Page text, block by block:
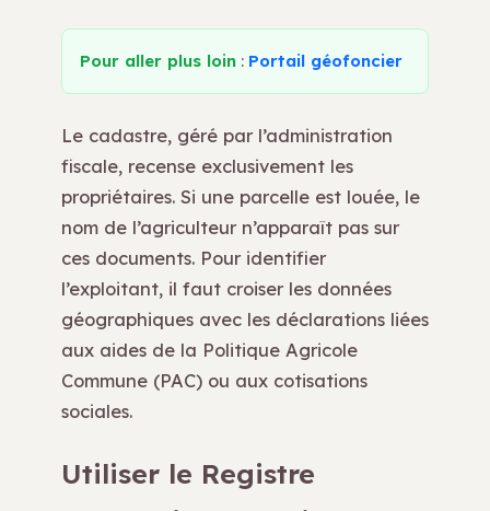
Pour aller plus loin : Portail géofoncier
Le cadastre, géré par l’administration
fiscale, recense exclusivement les
propriétaires. Si une parcelle est louée, le
nom de l’agriculteur n’apparaît pas sur
ces documents. Pour identifier
l’exploitant, il faut croiser les données
géographiques avec les déclarations liées
aux aides de la Politique Agricole
Commune (PAC) ou aux cotisations
sociales.
Utiliser le Registre